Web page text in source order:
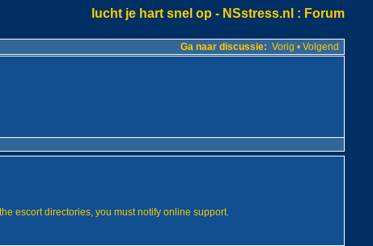
lucht je hart snel op - NSstress.nl : Forum
Ga naar discussie: Vorig • Volgend
escort directories, you must notify online support.